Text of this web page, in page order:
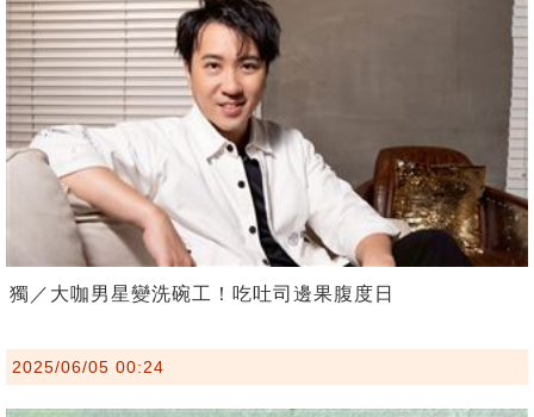
獨／大咖男星變洗碗工！吃吐司邊果腹度日
2025/06/05 00:24